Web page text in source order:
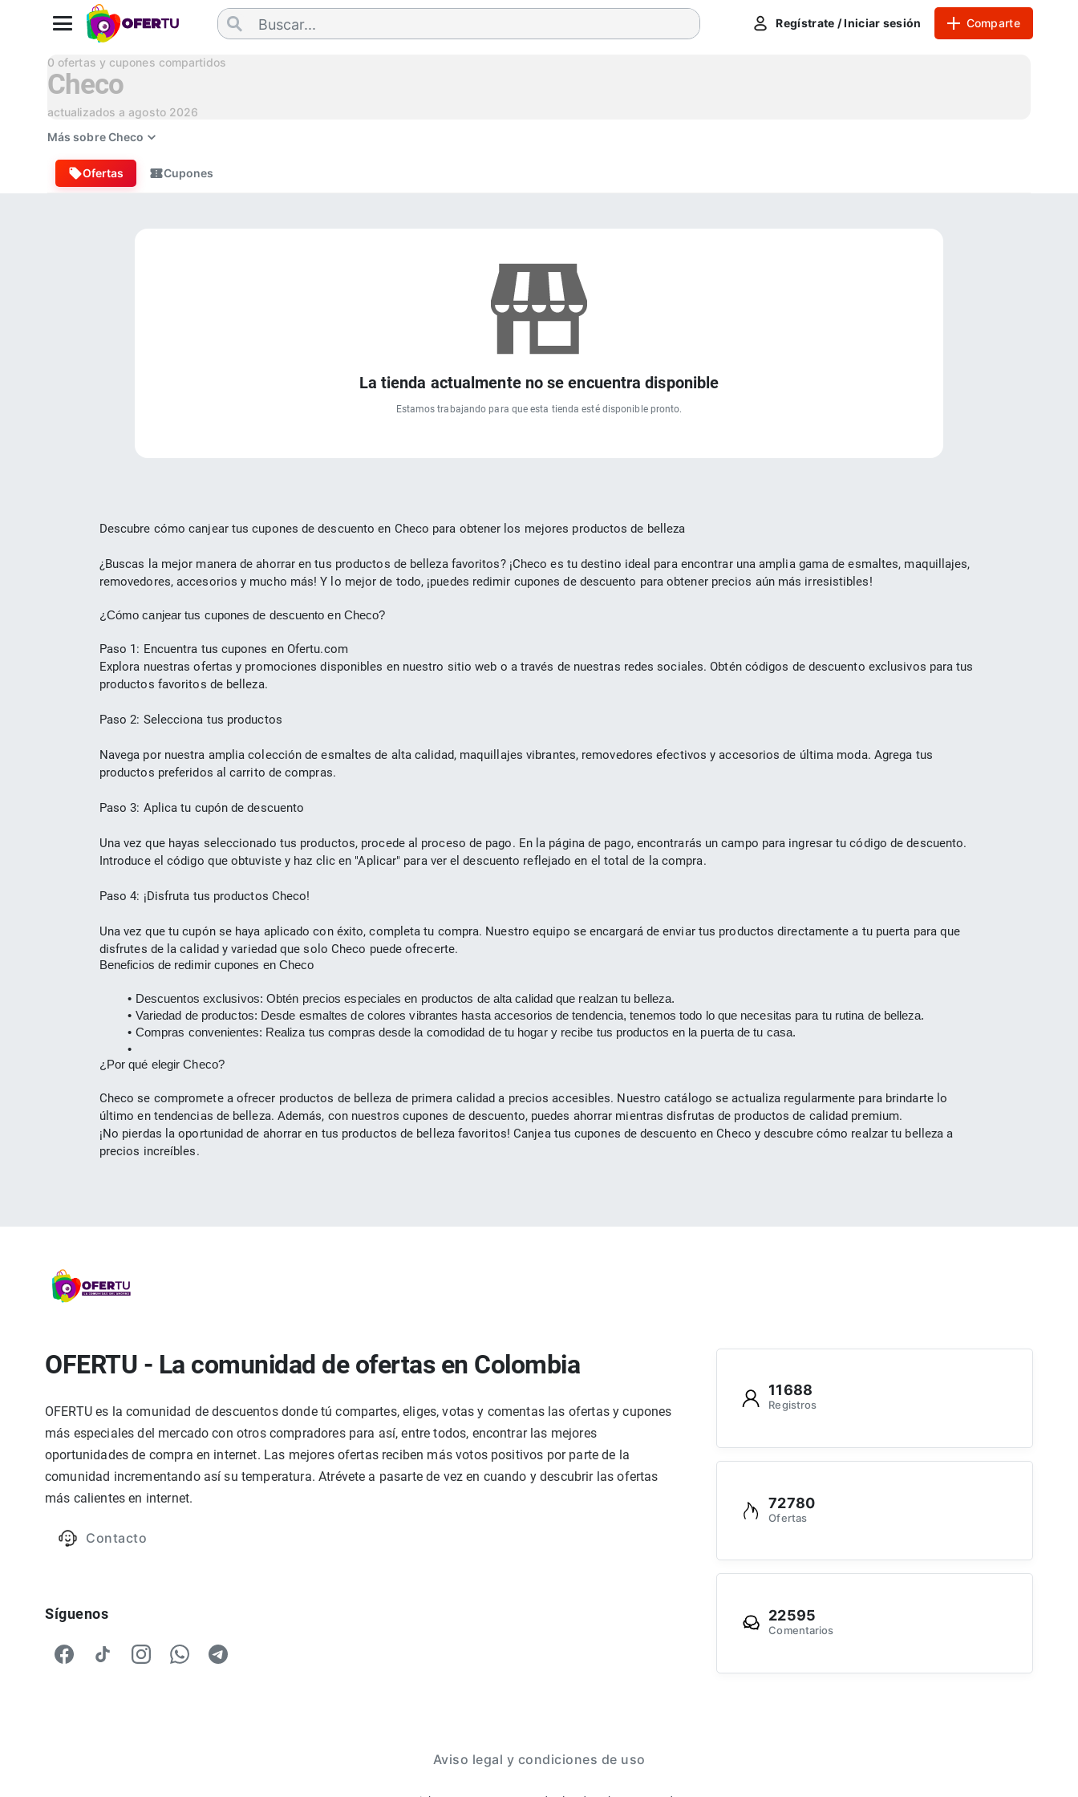
Regístrate / Iniciar sesión Comparte
0 ofertas y cupones compartidos
Checo
actualizados a agosto 2026
Más sobreCheco
Ofertas Cupones
La tienda actualmente no se encuentra disponible
Estamos trabajando para que esta tienda esté disponible pronto.
Descubre cómo canjear tus cupones de descuento en Checo para obtener los mejores productos de belleza
¿Buscas la mejor manera de ahorrar en tus productos de belleza favoritos? ¡Checo es tu destino ideal para encontrar una amplia gama de esmaltes, maquillajes,
removedores, accesorios y mucho más! Y lo mejor de todo, ¡puedes redimir cupones de descuento para obtener precios aún más irresistibles!
¿Cómo canjear tus cupones de descuento en Checo?
Paso 1: Encuentra tus cupones en Ofertu.com
Explora nuestras ofertas y promociones disponibles en nuestro sitio web o a través de nuestras redes sociales. Obtén códigos de descuento exclusivos para tus
productos favoritos de belleza.
Paso 2: Selecciona tus productos
Navega por nuestra amplia colección de esmaltes de alta calidad, maquillajes vibrantes, removedores efectivos y accesorios de última moda. Agrega tus
productos preferidos al carrito de compras.
Paso 3: Aplica tu cupón de descuento
Una vez que hayas seleccionado tus productos, procede al proceso de pago. En la página de pago, encontrarás un campo para ingresar tu código de descuento.
Introduce el código que obtuviste y haz clic en "Aplicar" para ver el descuento reflejado en el total de la compra.
Paso 4: ¡Disfruta tus productos Checo!
Una vez que tu cupón se haya aplicado con éxito, completa tu compra. Nuestro equipo se encargará de enviar tus productos directamente a tu puerta para que
disfrutes de la calidad y variedad que solo Checo puede ofrecerte.
Beneficios de redimir cupones en Checo
Descuentos exclusivos: Obtén precios especiales en productos de alta calidad que realzan tu belleza.
Variedad de productos: Desde esmaltes de colores vibrantes hasta accesorios de tendencia, tenemos todo lo que necesitas para tu rutina de belleza.
Compras convenientes: Realiza tus compras desde la comodidad de tu hogar y recibe tus productos en la puerta de tu casa.
¿Por qué elegir Checo?
Checo se compromete a ofrecer productos de belleza de primera calidad a precios accesibles. Nuestro catálogo se actualiza regularmente para brindarte lo
último en tendencias de belleza. Además, con nuestros cupones de descuento, puedes ahorrar mientras disfrutas de productos de calidad premium.
¡No pierdas la oportunidad de ahorrar en tus productos de belleza favoritos! Canjea tus cupones de descuento en Checo y descubre cómo realzar tu belleza a
precios increíbles.
OFERTU - La comunidad de ofertas en Colombia
OFERTU es la comunidad de descuentos donde tú compartes, eliges, votas y comentas las ofertas y cupones
más especiales del mercado con otros compradores para así, entre todos, encontrar las mejores
oportunidades de compra en internet. Las mejores ofertas reciben más votos positivos por parte de la
comunidad incrementando así su temperatura. Atrévete a pasarte de vez en cuando y descubrir las ofertas
más calientes en internet.
Contacto
Síguenos
11688
Registros
72780
Ofertas
22595
Comentarios
Aviso legal y condiciones de uso